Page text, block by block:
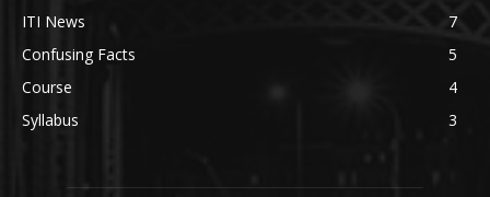
ITI News
7
Confusing Facts
5
Course
4
Syllabus
3